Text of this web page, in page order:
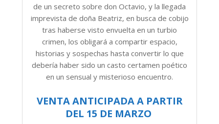
de un secreto sobre don Octavio, y la llegada
imprevista de doña Beatriz, en busca de cobijo
tras haberse visto envuelta en un turbio
crimen, los obligará a compartir espacio,
historias y sospechas hasta convertir lo que
debería haber sido un casto certamen poético
en un sensual y misterioso encuentro.
VENTA ANTICIPADA A PARTIR
DEL 15 DE MARZO